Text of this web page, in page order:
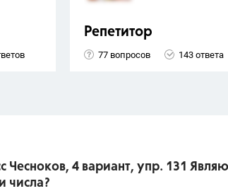
Репетитор
77 вопросов 143 ответа
Чесноков, 4 вариант, упр. 131
числа?